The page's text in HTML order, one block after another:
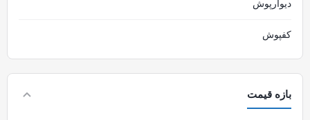
دیوارپوش
کفپوش
بازه قیمت